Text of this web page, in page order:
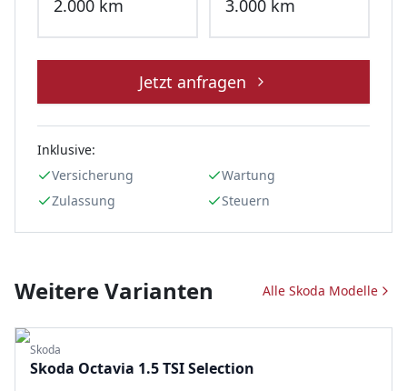
2.000 km 3.000 km
Jetzt anfragen
Inklusive:
Versicherung
Wartung
Zulassung
Steuern
Weitere Varianten Alle Skoda Modelle
Skoda
Skoda Octavia 1.5 TSI Selection